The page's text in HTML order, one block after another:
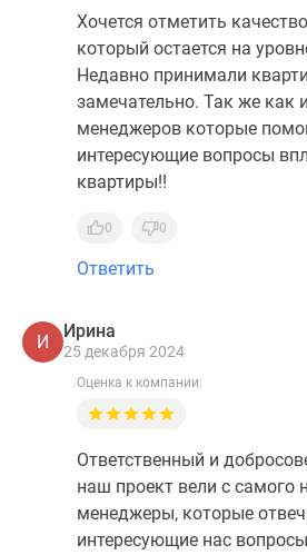
Хочется отметить
который остается на
Недавно принимали
замечательно. Так же как
менеджеров которые
интересующие вопросы
квартиры!!
0 0
Ответить
И
Ирина
25 декабря 2024
Оценка к компании:
Ответственный и
наш проект вели с самого
менеджеры, которые
интересующие нас